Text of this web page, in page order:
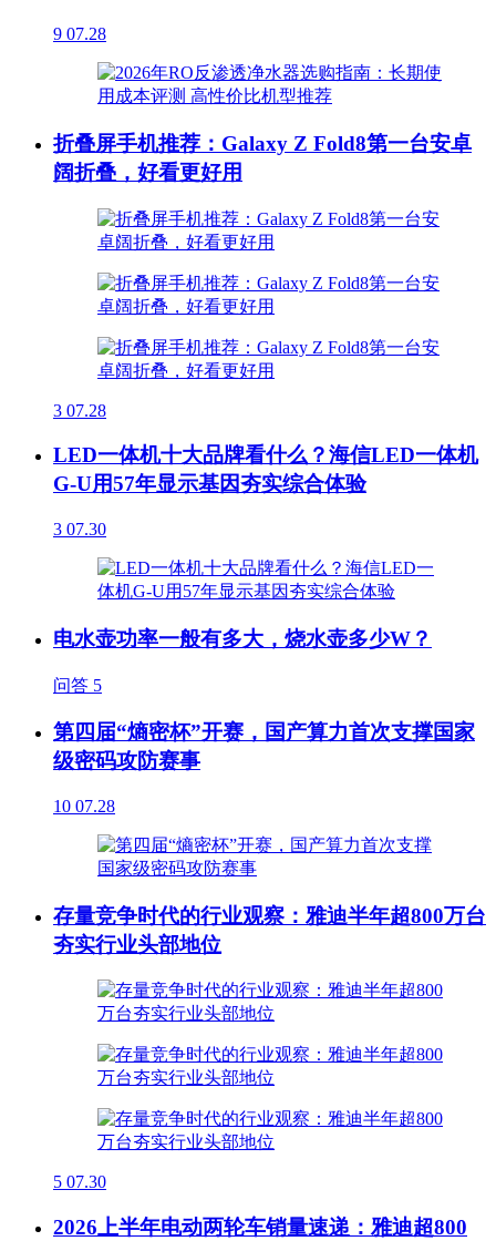
9 07.28
折叠屏手机推荐：Galaxy Z Fold8第一台安卓
阔折叠，好看更好用
3 07.28
LED一体机十大品牌看什么？海信LED一体机
G-U用57年显示基因夯实综合体验
3 07.30
电水壶功率一般有多大，烧水壶多少W？
问答 5
第四届“熵密杯”开赛，国产算力首次支撑国家
级密码攻防赛事
10 07.28
存量竞争时代的行业观察：雅迪半年超800万台
夯实行业头部地位
5 07.30
2026上半年电动两轮车销量速递：雅迪超800